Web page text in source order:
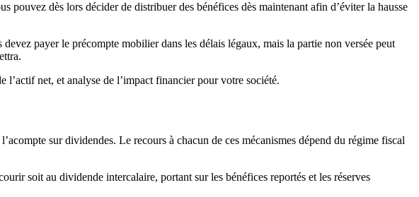
pouvez dès lors décider de distribuer des bénéfices dès maintenant afin d’éviter la hausse
payer le précompte mobilier dans les délais légaux, mais la partie non versée peut
l’actif net, et analyse de l’impact financier pour votre société.
sur dividendes. Le recours à chacun de ces mécanismes dépend du régime fiscal
soit au dividende intercalaire, portant sur les bénéfices reportés et les réserves